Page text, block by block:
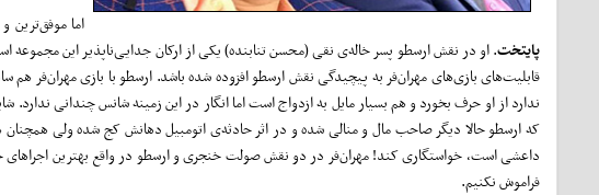
اما
پایتخت. او در نقش ارسطو پسر خاله‌ی نقی (محسن تنابنده) یکی از ارکان جدایی‌ناپذیر این
قابلیت‌های بازی‌‌های مهران‌فر به پیچیدگی نقش ارسطو افزوده شده باشد. ارسطو با بازی
ندارد از او حرف بخورد و هم بسیار مایل به ازدواج است اما انگار در این زمینه شانس چندانی
که ارسطو حالا دیگر صاحب مال و منالی شده و در اثر حادثه‌ی اتومبیل دهانش کج شده ولی
داعشی است، خواستگاری کند! مهران‌فر در دو نقش صولت خنجری و ارسطو در واقع بهترین اجراهای
فراموش نکنیم.